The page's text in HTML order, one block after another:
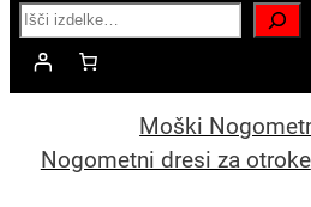
Search
Moški
Nogometni dresi za otroke